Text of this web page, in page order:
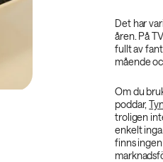
Det har
åren. På
fullt av
mående
Om du
poddar,
troligen
enkelt
finns